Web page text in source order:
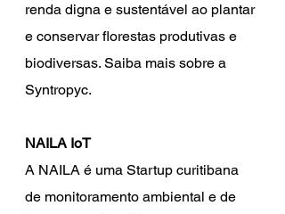
renda digna e sustentável ao plantar
e conservar florestas produtivas e
biodiversas. Saiba mais sobre a
Syntropyc.
NAILA IoT
A NAILA é uma Startup curitibana
de monitoramento ambiental e de